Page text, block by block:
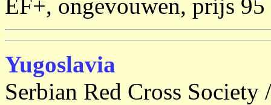
EF+, ongevouwen, prijs
Yugoslavia
Serbian Red Cross